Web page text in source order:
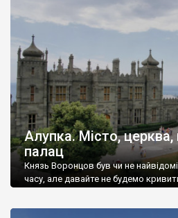
Алупка. Місто, церква,
палац
Князь Воронцов був чи не
часу, але давайте не будемо